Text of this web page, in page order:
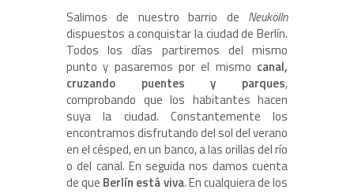
Salimos de nuestro barrio de Neukölln
dispuestos a conquistar la ciudad de Berlín.
Todos los días partiremos del mismo
punto y pasaremos por el mismo canal,
cruzando puentes y parques,
comprobando que los habitantes hacen
suya la ciudad. Constantemente los
encontramos disfrutando del sol del verano
en el césped, en un banco, a las orillas del río
o del canal. En seguida nos damos cuenta
de que Berlín está viva. En cualquiera de los